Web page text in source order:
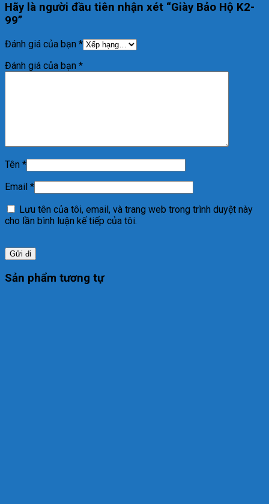
Hãy là người đầu tiên nhận xét “Giày Bảo Hộ K2-
99”
Đánh giá của bạn *
Đánh giá của bạn *
Tên *
Email *
Lưu tên của tôi, email, và trang web trong trình duyệt này
cho lần bình luận kế tiếp của tôi.
Sản phẩm tương tự